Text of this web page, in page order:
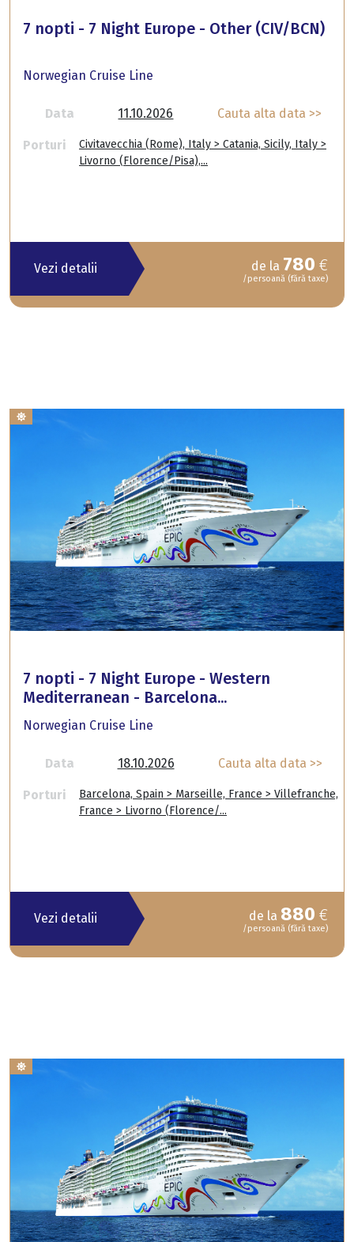
7 nopti - 7 Night Europe - Other (CIV/BCN)
Norwegian Cruise Line
Data 11.10.2026 Cauta alta data >>
Porturi
Civitavecchia (Rome), Italy > Catania, Sicily, Italy >
Livorno (Florence/Pisa),...
Vezi detalii de la 780 €
/persoană (fără taxe)
7 nopti - 7 Night Europe - Western
Mediterranean - Barcelona...
Norwegian Cruise Line
Data 18.10.2026 Cauta alta data >>
Porturi
Barcelona, Spain > Marseille, France > Villefranche,
France > Livorno (Florence/...
Vezi detalii de la 880 €
/persoană (fără taxe)